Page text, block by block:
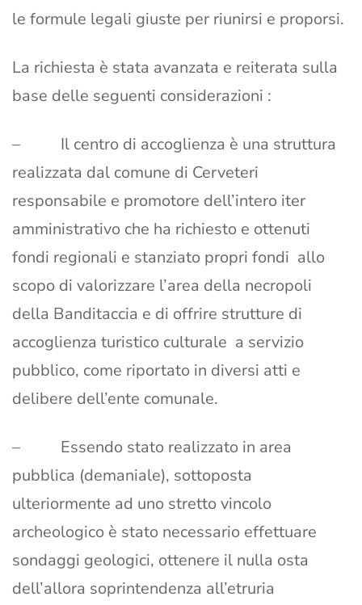
le formule legali giuste per riunirsi e proporsi.
La richiesta è stata avanzata e reiterata sulla
base delle seguenti considerazioni :
– Il centro di accoglienza è una struttura
realizzata dal comune di Cerveteri
responsabile e promotore dell’intero iter
amministrativo che ha richiesto e ottenuti
fondi regionali e stanziato propri fondi allo
scopo di valorizzare l’area della necropoli
della Banditaccia e di offrire strutture di
accoglienza turistico culturale a servizio
pubblico, come riportato in diversi atti e
delibere dell’ente comunale.
– Essendo stato realizzato in area
pubblica (demaniale), sottoposta
ulteriormente ad uno stretto vincolo
archeologico è stato necessario effettuare
sondaggi geologici, ottenere il nulla osta
dell’allora soprintendenza all’etruria